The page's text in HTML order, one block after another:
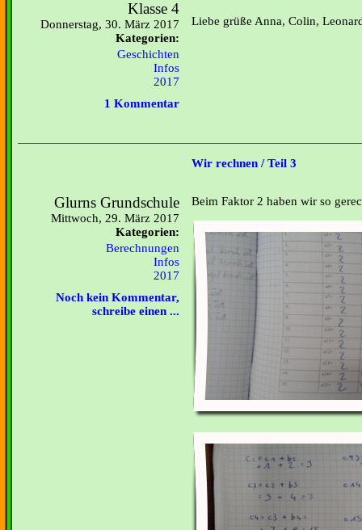
Klasse 4
Donnerstag, 30. März 2017
Kategorien:
Geschichten
Infos
2017
1 Kommentar
Liebe grüße Anna, Colin,
Wir rechnen / Teil 3
Glurns Grundschule
Mittwoch, 29. März 2017
Kategorien:
Berechnungen
Infos
2017
Noch kein Kommentar,
schreibe einen ...
Beim Faktor 2 haben wir so